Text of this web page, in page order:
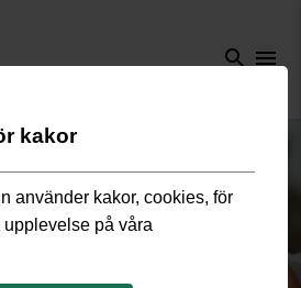
search menu
kakor
använder kakor, cookies, för
på våra